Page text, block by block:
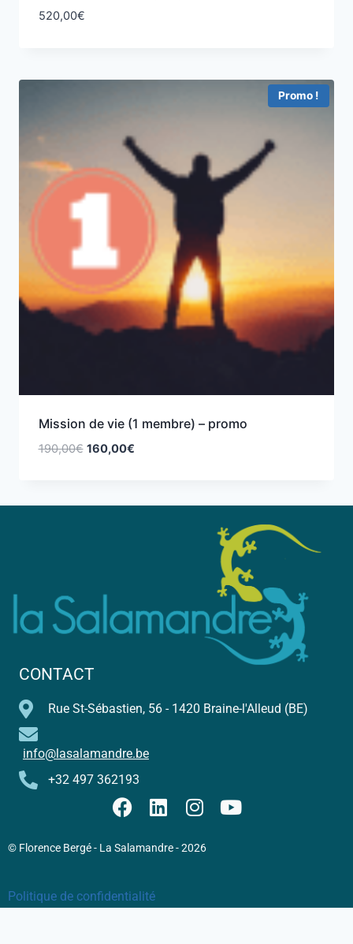
520,00€
Promo !
Mission de vie (1 membre) – promo
190,00€ 160,00€
CONTACT
Rue St-Sébastien, 56 - 1420 Braine-l'Alleud (BE)
info@lasalamandre.be
+32 497 362193
© Florence Bergé - La Salamandre - 2026
Politique de confidentialité